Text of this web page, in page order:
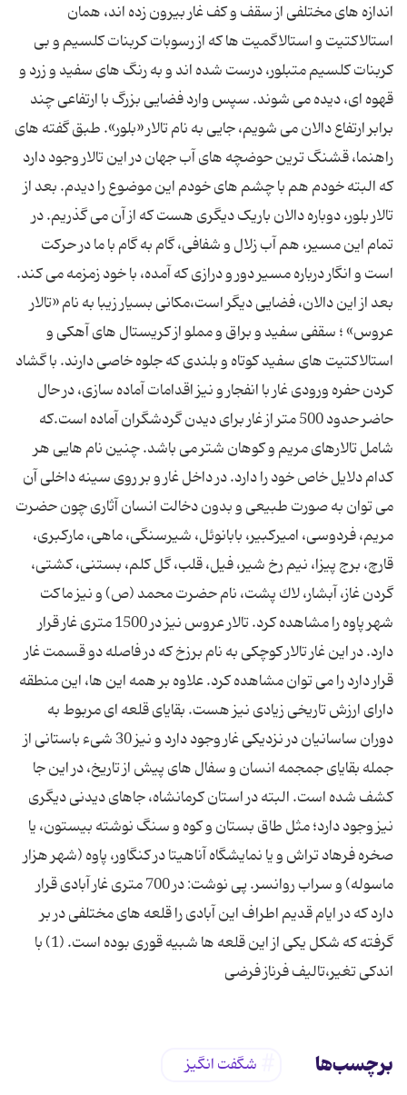
اندازه های مختلفی از سقف و کف غار بیرون زده اند، همان
استالاکتیت و استالاگمیت ها که از رسوبات کربنات کلسیم و بی
کربنات کلسیم متبلور، درست شده اند و به رنگ های سفید و زرد و
قهوه ای، دیده می شوند. سپس وارد فضایی بزرگ با ارتفاعی چند
برابر ارتفاع دالان می شویم، جایی به نام تالار «بلور». طبق گفته های
راهنما، قشنگ ترین حوضچه های آب جهان در این تالار وجود دارد
که البته خودم هم با چشم های خودم این موضوع را دیدم. بعد از
تالار بلور، دوباره دالان باریک دیگری هست که از آن می گذریم. در
تمام این مسیر، هم آب زلال و شفافی، گام به گام با ما در حرکت
است و انگار درباره مسیر دور و درازی که آمده، با خود زمزمه می کند.
بعد از این دالان، فضایی دیگر است،مکانی بسیار زیبا به نام «تالار
عروس» ؛ سقفی سفید و براق و مملو از کریستال های آهکی و
استالاکتیت های سفید کوتاه و بلندی که جلوه خاصی دارند. با گشاد
كردن حفره ورودی غار با انفجار و نیز اقدامات آماده سازی، در حال
حاضر حدود 500 متر از غار برای دیدن گردشگران آماده است.كه
شامل تالارهای مریم و كوهان شتر می باشد. چنین نام هایی هر
كدام دلایل خاص خود را دارد. در داخل غار و بر روی سینه داخلی آن
می توان به صورت طبیعی و بدون دخالت انسان آثاری چون حضرت
مریم، فردوسی،‌ امیركبیر، بابانوئل، شیرسنگی، ماهی، ماركبری،
قارچ، برج پیزا، نیم رخ شیر، فیل، قلب، گل كلم، بستنی، كشتی،
گردن غاز، آبشار، لاك پشت، نام حضرت محمد (ص) و نیز ماكت
شهر پاوه را مشاهده كرد. تالار عروس نیز در 1500 متری غار قرار
دارد. در این غار تالار كوچكی به نام برزخ كه در فاصله دو قسمت غار
قرار دارد را می توان مشاهده كرد. علاوه بر همه این ها، این منطقه
دارای ارزش تاریخی زیادی نیز هست. بقایای قلعه ای مربوط به
دوران ساسانیان در نزدیکی غار وجود دارد و نیز 30 شیء باستانی از
جمله بقایای جمجمه انسان و سفال های پیش از تاریخ، در این جا
کشف شده است. البته در استان کرمانشاه، جاهای دیدنی دیگری
نیز وجود دارد؛ مثل طاق بستان و کوه و سنگ نوشته بیستون، یا
صخره فرهاد تراش و یا نمایشگاه آناهیتا در کنگاور، پاوه (شهر هزار
ماسوله) و سراب روانسر. پی نوشت: در 700 متری غار آبادی قرار
دارد که در ایام قدیم اطراف این آبادی را قلعه های مختلفی در بر
گرفته که شکل یکی از این قلعه ها شبیه قوری بوده است. (1) با
اندکی تغیر،تالیف فرناز فرضی
برچسب‌ها شگفت انگیز